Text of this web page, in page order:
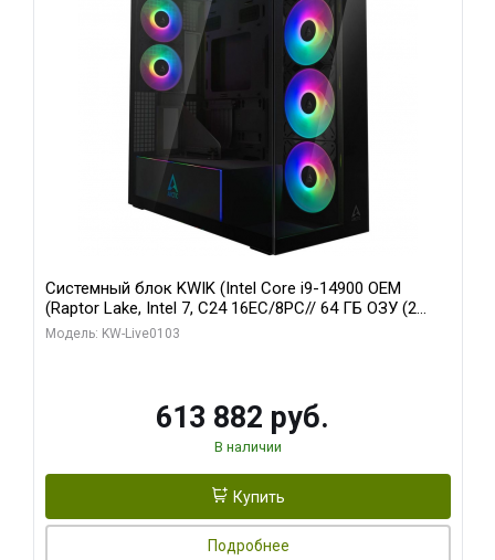
Системный блок KWIK (Intel Core i9-14900 OEM
(Raptor Lake, Intel 7, C24 16EC/8PC// 64 ГБ ОЗУ (2
модуля)/ Afox RTX4090 24GB GDDR6X 384-Bit 3xDP
Модель: KW-Live0103
613 882 руб.
В наличии
Купить
Подробнее